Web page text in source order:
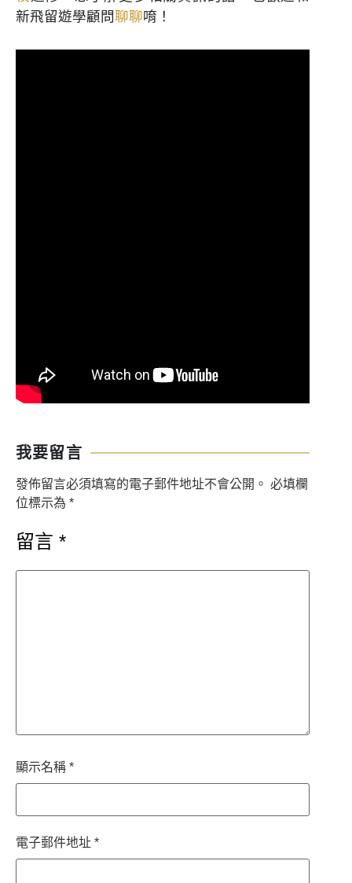
新飛留遊學顧問聊聊唷！
我要留言
發佈留言必須填寫的電子郵件地址不會公開。 必填欄
位標示為 *
留言 *
顯示名稱 *
電子郵件地址 *